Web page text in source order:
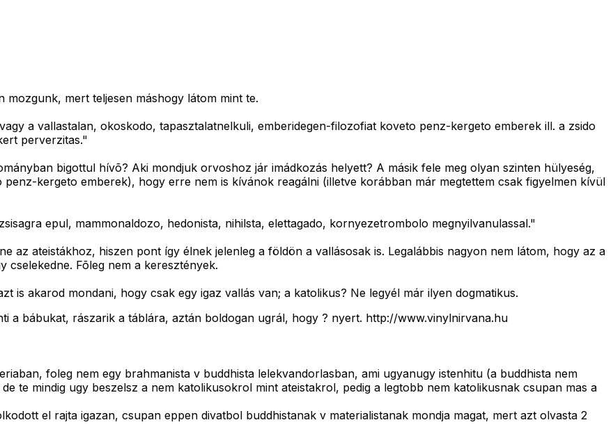
mozgunk, mert teljesen máshogy látom mint te.
a vallastalan, okoskodo, tapasztalatnelkuli, emberidegen-filozofiat koveto penz-kergeto emberek ill. a zsido
perverzitas."
bigottul hívõ? Aki mondjuk orvoshoz jár imádkozás helyett? A másik fele meg olyan szinten hülyeség,
kergeto emberek), hogy erre nem is kívánok reagálni (illetve korábban már megtettem csak figyelmen kívül
epul, mammonaldozo, hedonista, nihilsta, elettagado, kornyezetrombolo megnyilvanulassal."
az ateistákhoz, hiszen pont így élnek jelenleg a földön a vallásosak is. Legalábbis nagyon nem látom, hogy az a
Fõleg nem a keresztények.
is akarod mondani, hogy csak egy igaz vallás van; a katolikus? Ne legyél már ilyen dogmatikus.
a bábukat, rászarik a táblára, aztán boldogan ugrál, hogy ? nyert. http://www.vinylnirvana.hu
foleg nem egy brahmanista v buddhista lelekvandorlasban, ami ugyanugy istenhitu (a buddhista nem
te mindig ugy beszelsz a nem katolikusokrol mint ateistakrol, pedig a legtobb nem katolikusnak csupan mas a
el rajta igazan, csupan eppen divatbol buddhistanak v materialistanak mondja magat, mert azt olvasta 2